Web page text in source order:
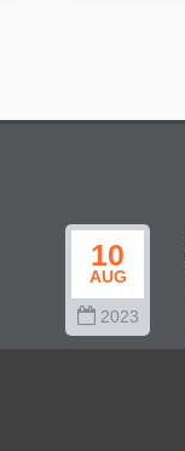
10
AUG
2023